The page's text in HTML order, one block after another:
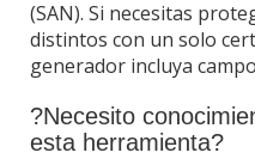
(SAN). Si necesitas
distintos con un solo
generador incluya
?Necesito
esta herramienta?